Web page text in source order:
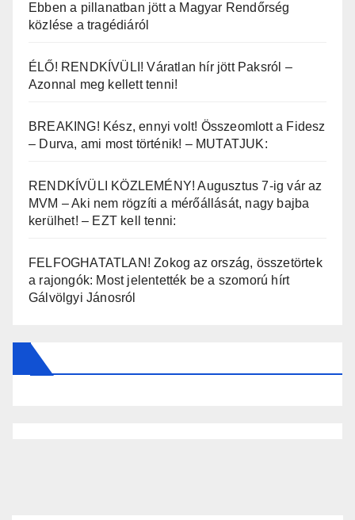
Ebben a pillanatban jött a Magyar Rendőrség
közlése a tragédiáról
ÉLŐ! RENDKÍVÜLI! Váratlan hír jött Paksról –
Azonnal meg kellett tenni!
BREAKING! Kész, ennyi volt! Összeomlott a Fidesz
– Durva, ami most történik! – MUTATJUK:
RENDKÍVÜLI KÖZLEMÉNY! Augusztus 7-ig vár az
MVM – Aki nem rögzíti a mérőállását, nagy bajba
kerülhet! – EZT kell tenni:
FELFOGHATATLAN! Zokog az ország, összetörtek
a rajongók: Most jelentették be a szomorú hírt
Gálvölgyi Jánosról